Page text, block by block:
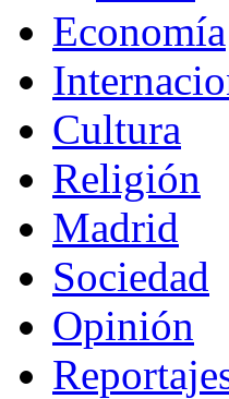
Economía
Cultura
Religión
Madrid
Sociedad
Opinión